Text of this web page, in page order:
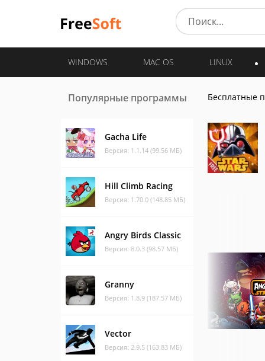
WINDOWS MAC OS LINUX
Популярные программы
Gacha Life
Версия: 1.1.14 (99.56 МБ)
Hill Climb Racing
Версия: 1.70.0 (148.85 МБ)
Angry Birds Classic
Версия: 8.0.3 (98.57 МБ)
Granny
Версия: 1.8.9 (187.57 МБ)
Vector
Версия: 2.9.5 (163.83 МБ)
Бесплатные